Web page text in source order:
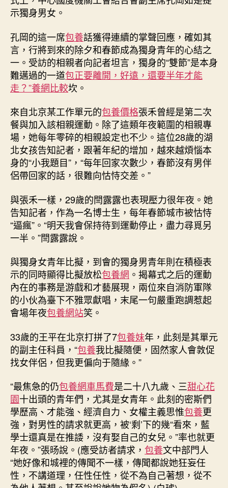
示獨身男女。
孔岡的這一席包養話獲得連續的掌聲回應，確如其
言，行將到來的除夕和春節成為獨身青年的心結之
一。受訪的相親者向記者坦言，獨身的“雙節”是本身
難邁過的一道包正要離開，好遠，還要半年才能
走？”養網比較坎。
來自北京某工作單元的包養價格張禾曾經是第二次
餐與加入該相親運動。除了這類年夜範圍的相親專
場，她每年零碎的相親設定也不少。這位28歲的湖
北女孩告知記者，跟著年紀的增加，越來越煩惱本
身的“小我題目”，“每年回家次數少，春節沒有男伴
侶帶回家的話，很難向怙恃交差。”
與張禾一樣，29歲的閆露露也表現壓力很年夜。她
告知記者，作為一名博士生，每年春節城市被怙恃
“逼瘋”。“明天我會保持待到運動停止，盡力尋覓另
一半。”閆露露說。
與獨身女青年比擬，到會的獨身男青年則在積極表
示的同時顯得比擬放松包養網 。揭幕式之后的運動
內在的事務是游戲和才藝展現，兩位來自消防軍隊
的小伙為臺下不雅眾獻唱，末尾一句嚴重跑調惹起
會場年夜包養網站笑。
33歲的王平在北京打拼了7包養妹年，此刻是其單元
的副主任科員，“包養我比擬隨便，固然家人會敦促
找女伴侶，但我更偏向于隨緣。”
“最焦急的仍包養網車馬費是二十八九歲、三甜心花
園十出頭的青年們，尤其是女青年。此刻的密斯們
學歷高、才能強、經濟自力、女權主義思惟包養更
強，對男性的請求就更高，被‘剩’下的幾“看來，藍
學士還真是在推諉，沒有娶自己的女兒。”率也就更
年夜。”張旸說。(應受訪者請求， 包養文中部門人
“她好像和城裡的傳聞不一樣，傳聞都說她狂妄任
性，不講道理，任性任性，從不為自己著想，從不